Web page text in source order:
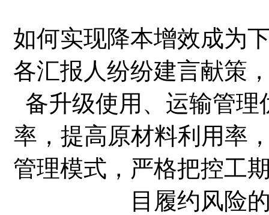
如何实现降本增效成为
各汇报人纷纷建言献策
备升级使用、运输管
率，提高原材料利用率
管理模式，严格把控工
目履约风险